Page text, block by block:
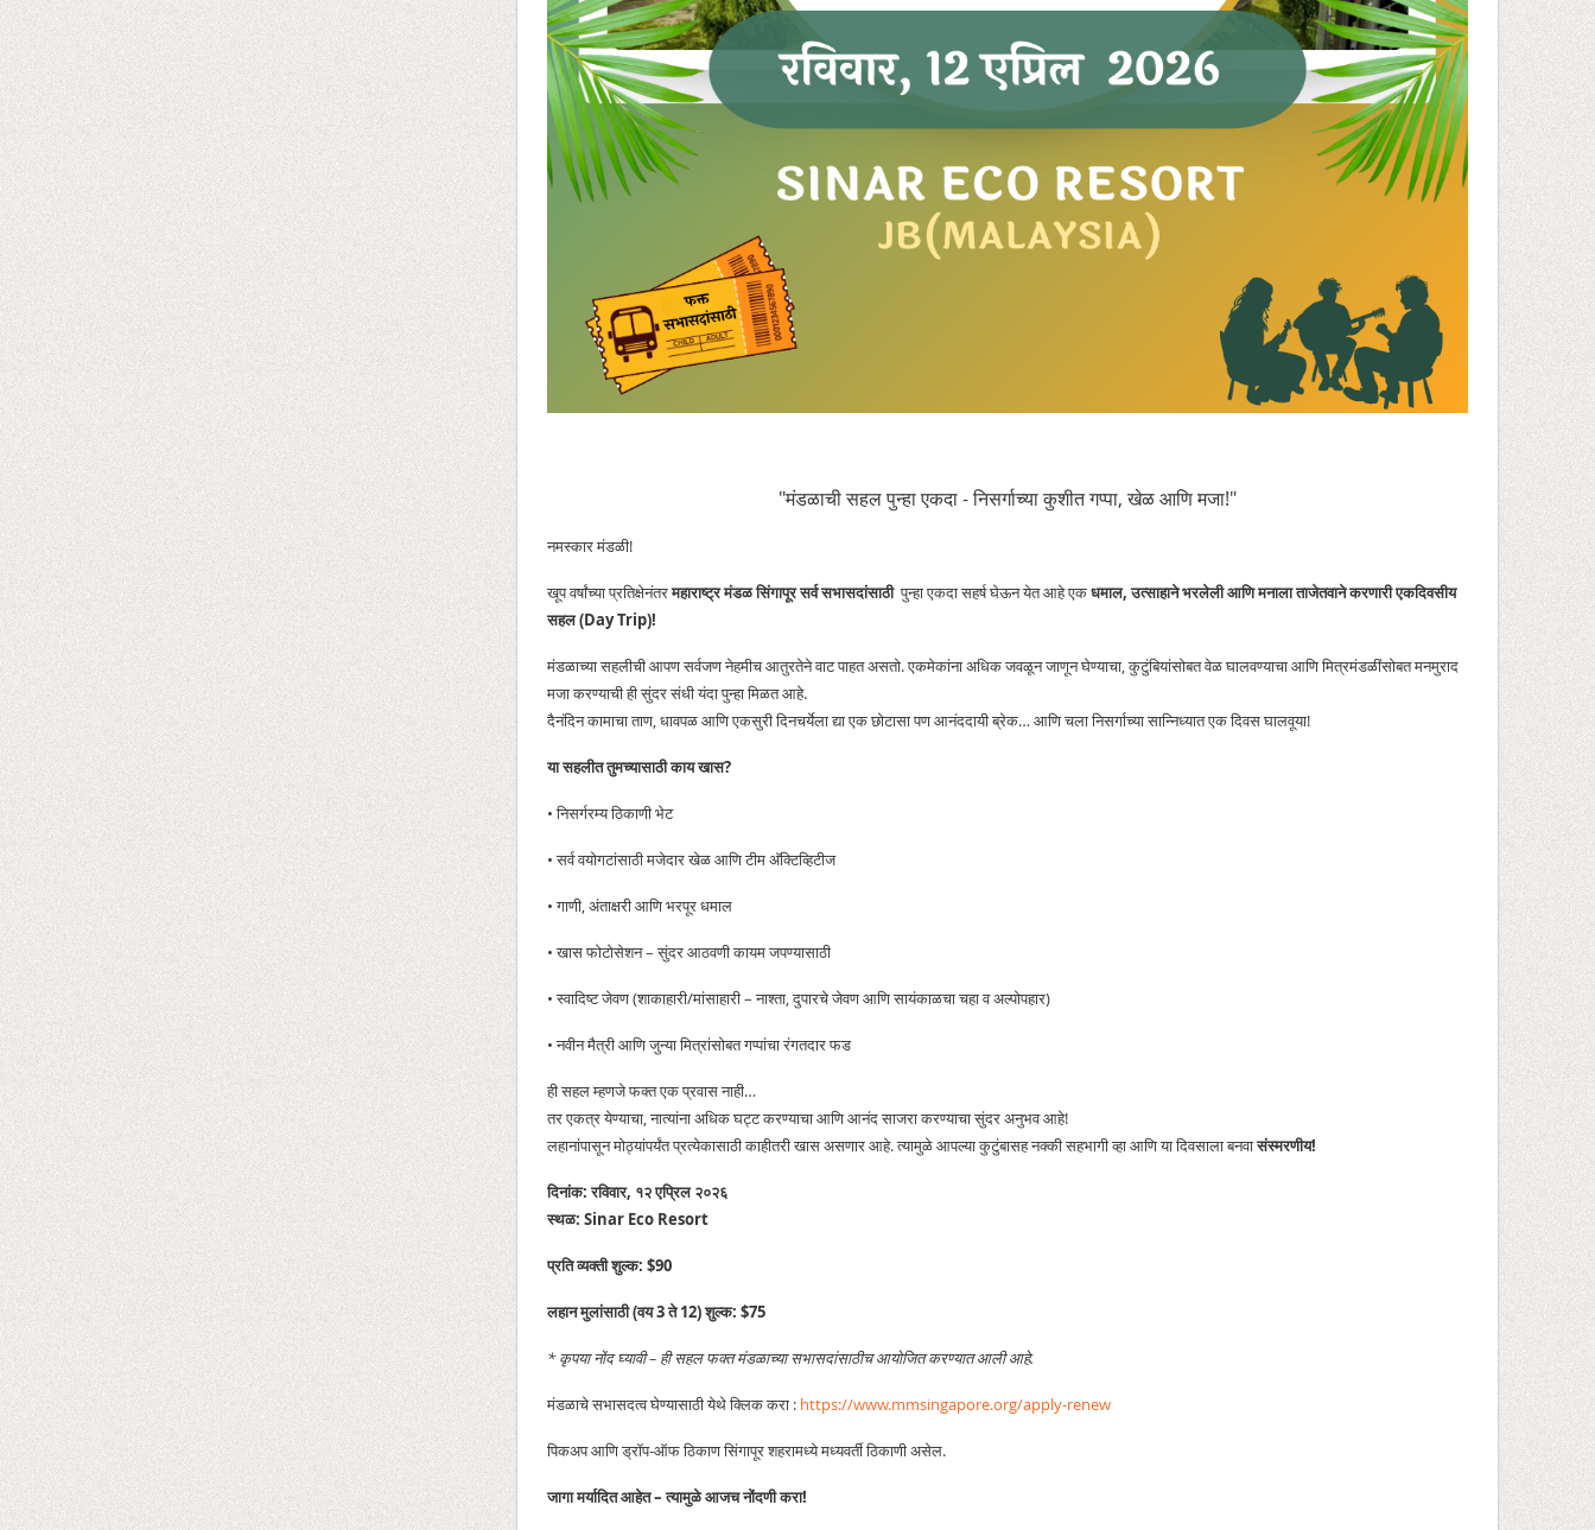
"मंडळाची सहल पुन्हा एकदा -निसर्गाच्या कुशीत गप्पा, खेळ आणि मजा!"
नमस्कार मंडळी!
खूप वर्षांच्या प्रतिक्षेनंतरमहाराष्ट्र मंडळ सिंगापूर सर्व सभासदांसाठीपुन्हा एकदा सहर्ष घेऊन येत आहे एकधमाल, उत्साहाने भरलेली आणि मनाला ताजेतवाने करणारी एकदिवसीय
सहल (Day Trip)!
मंडळाच्या सहलीची आपण सर्वजण नेहमीच आतुरतेने वाट पाहत असतो. एकमेकांना अधिक जवळून जाणून घेण्याचा, कुटुंबियांसोबत वेळ घालवण्याचा आणि मित्रमंडळींसोबत मनमुराद
मजा करण्याची ही सुंदर संधी यंदा पुन्हा मिळत आहे.
दैनंदिन कामाचा ताण, धावपळ आणि एकसुरी दिनचर्येला द्या एक छोटासा पण आनंददायी ब्रेक… आणि चला निसर्गाच्या सान्निध्यात एक दिवस घालवूया!
या सहलीत तुमच्यासाठी काय खास?
• निसर्गरम्य ठिकाणी भेट
• सर्व वयोगटांसाठी मजेदार खेळ आणि टीम अ‍ॅक्टिव्हिटीज
• गाणी, अंताक्षरी आणि भरपूर धमाल
• खास फोटोसेशन – सुंदर आठवणी कायम जपण्यासाठी
• स्वादिष्ट जेवण (शाकाहारी/मांसाहारी – नाश्ता, दुपारचे जेवण आणि सायंकाळचा चहा व अल्पोपहार)
• नवीन मैत्री आणि जुन्या मित्रांसोबत गप्पांचा रंगतदार फड
ही सहल म्हणजे फक्त एक प्रवास नाही…
तर एकत्र येण्याचा, नात्यांना अधिक घट्ट करण्याचा आणि आनंद साजरा करण्याचा सुंदर अनुभव आहे!
लहानांपासून मोठ्यांपर्यंत प्रत्येकासाठी काहीतरी खास असणार आहे. त्यामुळे आपल्या कुटुंबासह नक्की सहभागी व्हा आणि या दिवसाला बनवासंस्मरणीय!
दिनांक:रविवार, १२ एप्रिल २०२६
स्थळ: Sinar Eco Resort
प्रति व्यक्ती शुल्क: $90
लहान मुलांसाठी (वय 3 ते 12) शुल्क: $75
* कृपया नोंद घ्यावी – ही सहल फक्त मंडळाच्या सभासदांसाठीच आयोजित करण्यात आली आहे.
मंडळाचे सभासदत्व घेण्यासाठी येथे क्लिक करा : https://www.mmsingapore.org/apply-renew
पिकअप आणि ड्रॉप-ऑफ ठिकाण सिंगापूर शहरामध्ये मध्यवर्ती ठिकाणी असेल.
जागा मर्यादित आहेत – त्यामुळे आजच नोंदणी करा!